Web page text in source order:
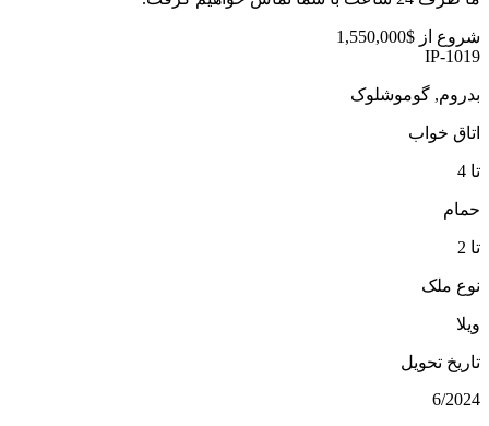
شروع از $1,550,000
IP-1019
بدروم, گوموشلوک
اتاق خواب
تا 4
حمام
تا 2
نوع ملک
ویلا
تاریخ تحویل
6/2024